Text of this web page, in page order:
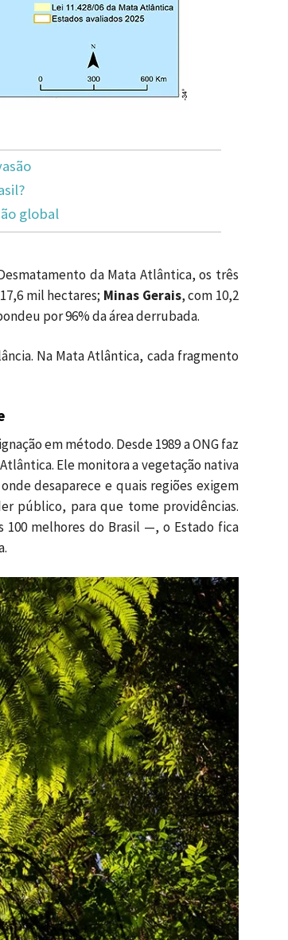
global
da Mata Atlântica, os três
mil hectares; Minas Gerais, com 10,2
por 96% da área derrubada.
Na Mata Atlântica, cada fragmento
em método. Desde 1989 a ONG faz
Ele monitora a vegetação nativa
desaparece e quais regiões exigem
público, para que tome providências.
melhores do Brasil —, o Estado fica